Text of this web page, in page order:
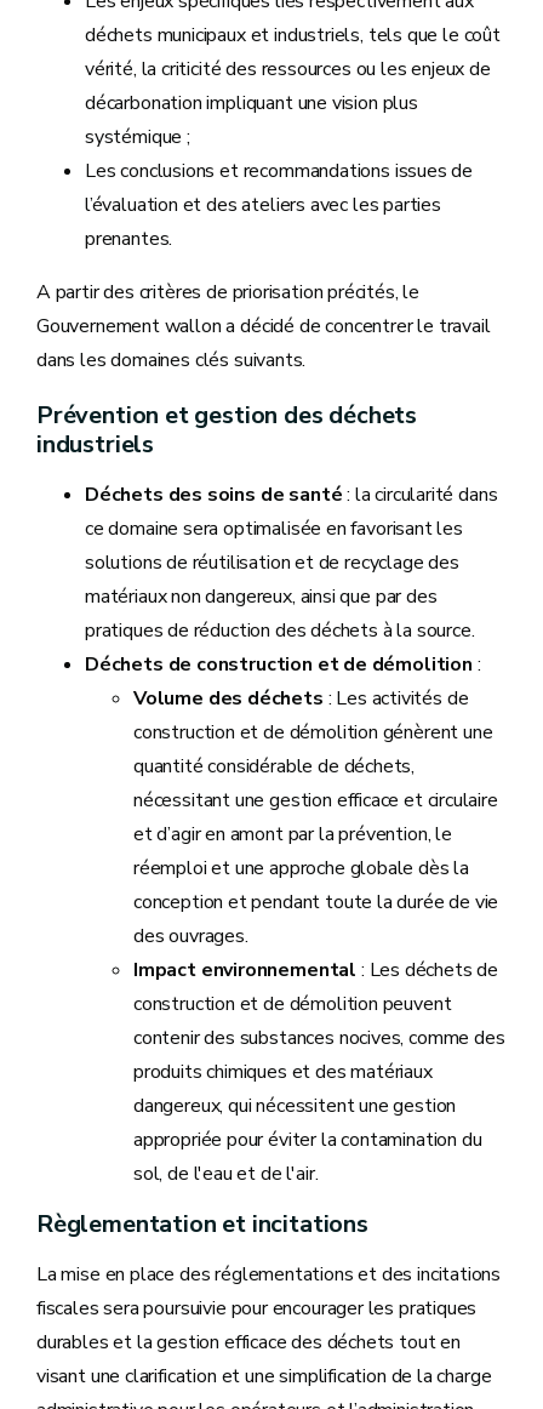
déchets municipaux et industriels, tels que le coût
vérité, la criticité des ressources ou les enjeux de
décarbonation impliquant une vision plus
systémique ;
Les conclusions et recommandations issues de
l’évaluation et des ateliers avec les parties
prenantes.
A partir des critères de priorisation précités, le
Gouvernement wallon a décidé de concentrer le travail
dans les domaines clés suivants.
Prévention et gestion des déchets
industriels
Déchets des soins de santé: la circularité dans
ce domaine sera optimalisée en favorisant les
solutions de réutilisation et de recyclage des
matériaux non dangereux, ainsi que par des
pratiques de réduction des déchets à la source.
Déchets de construction et de démolition :
Volume des déchets : Les activités de
construction et de démolition génèrent une
quantité considérable de déchets,
nécessitant une gestion efficace et circulaire
et d’agir en amont par la prévention, le
réemploi et une approche globale dès la
conception et pendant toute la durée de vie
des ouvrages.
Impact environnemental : Les déchets de
construction et de démolition peuvent
contenir des substances nocives, comme des
produits chimiques et des matériaux
dangereux, qui nécessitent une gestion
appropriée pour éviter la contamination du
sol, de l'eau et de l'air.
Règlementation et incitations
La mise en place des réglementations et des incitations
fiscales sera poursuivie pour encourager les pratiques
durables et la gestion efficace des déchets tout en
visant une clarification et une simplification de la charge